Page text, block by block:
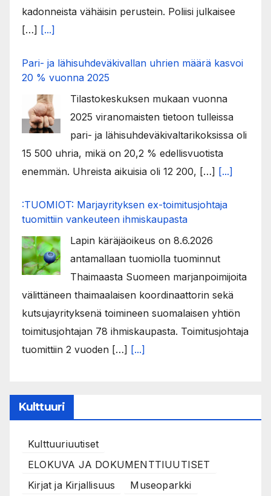
kadonneista vähäisin perustein. Poliisi julkaisee
[…] [...]
Pari- ja lähisuhdeväkivallan uhrien määrä kasvoi
20 % vuonna 2025
Tilastokeskuksen mukaan vuonna
2025 viranomaisten tietoon tulleissa
pari- ja lähisuhdeväkivaltarikoksissa oli
15 500 uhria, mikä on 20,2 % edellisvuotista
enemmän. Uhreista aikuisia oli 12 200, […] [...]
:TUOMIOT: Marjayrityksen ex-toimitusjohtaja
tuomittiin vankeuteen ihmiskaupasta
Lapin käräjäoikeus on 8.6.2026
antamallaan tuomiolla tuominnut
Thaimaasta Suomeen marjanpoimijoita
välittäneen thaimaalaisen koordinaattorin sekä
kutsujayrityksenä toimineen suomalaisen yhtiön
toimitusjohtajan 78 ihmiskaupasta. Toimitusjohtaja
tuomittiin 2 vuoden […] [...]
Kulttuuri
Kulttuuriuutiset
ELOKUVA JA DOKUMENTTIUUTISET
Kirjat ja Kirjallisuus
Museoparkki